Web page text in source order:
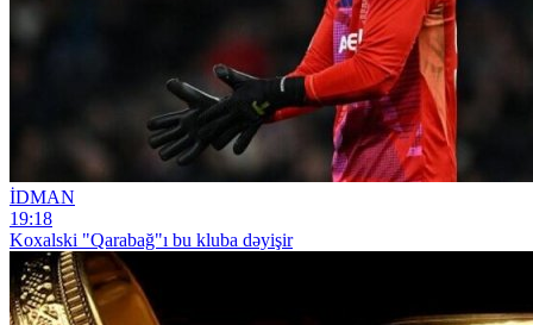
İDMAN
19:18
Koxalski "Qarabağ"ı bu kluba dəyişir